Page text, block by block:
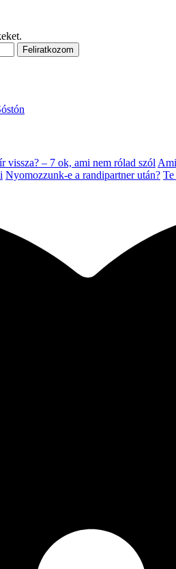
vissza? – 7 ok, ami nem rólad szól
Nyomozzunk-e a randipartner után?